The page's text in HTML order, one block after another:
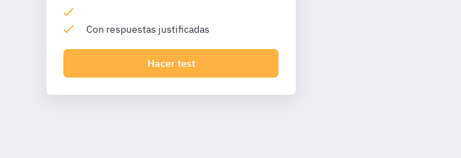
Con respuestas justificadas
Hacer test